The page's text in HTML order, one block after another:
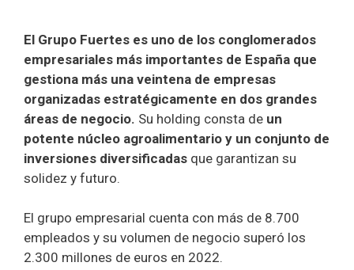
El Grupo Fuertes es uno de los conglomerados
empresariales más importantes de España que
gestiona más una veintena de empresas
organizadas estratégicamente en dos grandes
áreas de negocio. Su holding consta de un
potente núcleo agroalimentario y un conjunto de
inversiones diversificadas que garantizan su
solidez y futuro.
El grupo empresarial cuenta con más de 8.700
empleados y su volumen de negocio superó los
2.300 millones de euros en 2022.